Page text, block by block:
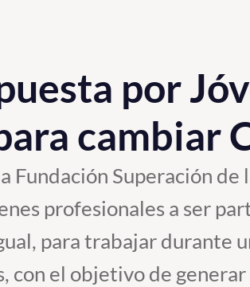
por
cambiar
Fundación Superación de
profesionales a ser
para trabajar durante
con el objetivo de